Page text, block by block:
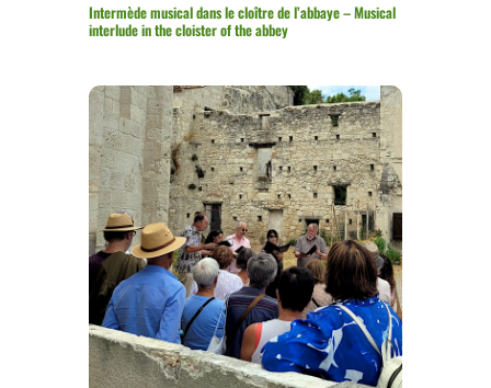
Intermède musical dans le cloître de l’abbaye – Musical
interlude in the cloister of the abbey